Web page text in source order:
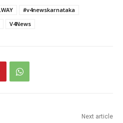
#v4newskarnataka
V4News
Next article